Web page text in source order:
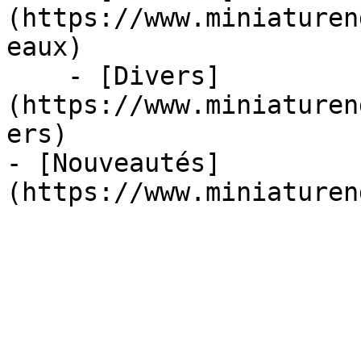
(https://
eaux)
(https://
ers)
- [Nouveautés]